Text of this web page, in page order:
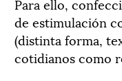
de estimulación
(distinta forma,
cotidianos como